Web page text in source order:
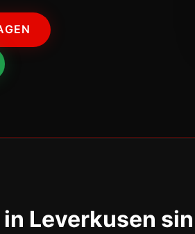
Leverkusen